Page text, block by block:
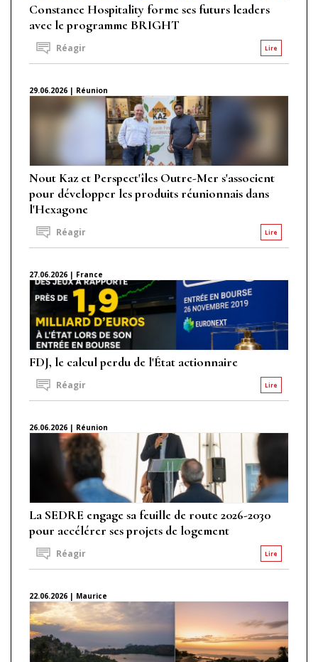
Constance Hospitality forme ses futurs leaders
avec le programme BRIGHT
Lire
Réagir
29.06.2026 | Réunion
Nout Kaz et Perspect'îles Outre-Mer s'associent
pour développer les produits réunionnais dans
l'Hexagone
Lire
Réagir
27.06.2026 | France
FDJ, le calcul perdu de l'État actionnaire
Lire
Réagir
26.06.2026 | Réunion
La SEDRE engage sa feuille de route 2026-2030
pour accélérer ses projets de logement
Lire
Réagir
22.06.2026 | Maurice